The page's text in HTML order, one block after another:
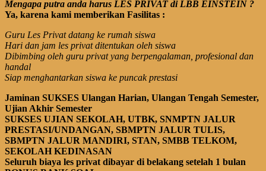
Mengapa putra anda harus LES PRIVAT di LBB EINSTEIN ?
Ya, karena kami memberikan Fasilitas :
Guru Les Privat datang ke rumah siswa
Hari dan jam les privat ditentukan oleh siswa
Dibimbing oleh guru privat yang berpengalaman, profesional dan
handal
Siap menghantarkan siswa ke puncak prestasi
Jaminan SUKSES Ulangan Harian, Ulangan Tengah Semester,
Ujian Akhir Semester
SUKSES UJIAN SEKOLAH, UTBK, SNMPTN JALUR
PRESTASI/UNDANGAN, SBMPTN JALUR TULIS,
SBMPTN JALUR MANDIRI, STAN, SMBB TELKOM,
SEKOLAH KEDINASAN
Seluruh biaya les privat dibayar di belakang setelah 1 bulan